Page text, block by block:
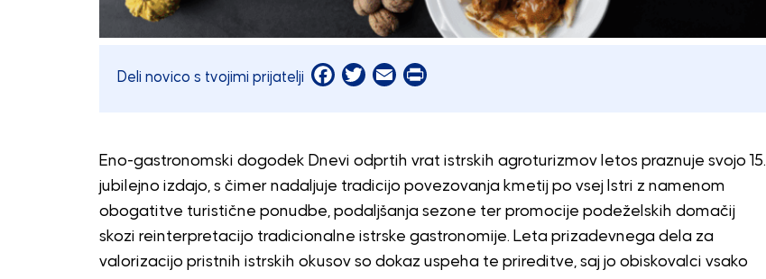
Deli novico s tvojimi prijatelji Facebook
Twitter
EmailPrint
Eno-gastronomski dogodek Dnevi odprtih vrat istrskih agroturizmov letos praznuje svojo 15.
jubilejno izdajo, s čimer nadaljuje tradicijo povezovanja kmetij po vsej Istri z namenom
obogatitve turistične ponudbe, podaljšanja sezone ter promocije podeželskih domačij
skozi reinterpretacijo tradicionalne istrske gastronomije. Leta prizadevnega dela za
valorizacijo pristnih istrskih okusov so dokaz uspeha te prireditve, saj jo obiskovalci vsako